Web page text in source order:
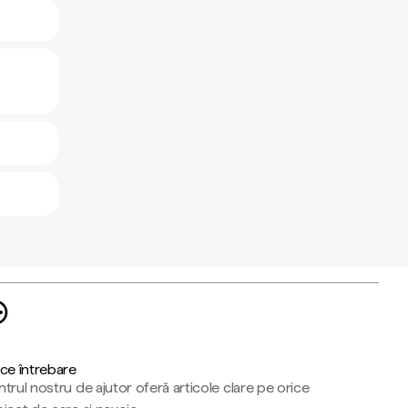
întrebare
nostru de ajutor oferă articole clare pe orice